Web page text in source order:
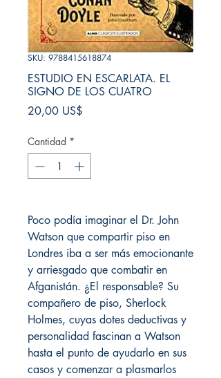
SKU: 9788415618874
ESTUDIO EN ESCARLATA. EL
SIGNO DE LOS CUATRO
20,00 US$
Cantidad *
Poco podía imaginar el Dr. John
Watson que compartir piso en
Londres iba a ser más emocionante
y arriesgado que combatir en
Afganistán. ¿El responsable? Su
compañero de piso, Sherlock
Holmes, cuyas dotes deductivas y
personalidad fascinan a Watson
hasta el punto de ayudarlo en sus
casos y comenzar a plasmarlos